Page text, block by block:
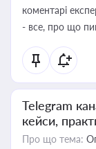
коментарі
- все, про що
Telegram
кейси,
Про що тема: